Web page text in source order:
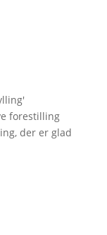
'
forestilling
der er glad